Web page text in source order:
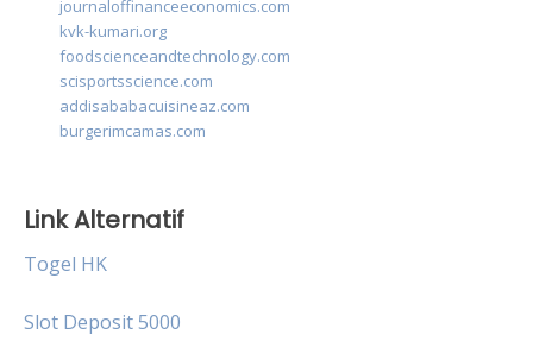
journaloffinanceeconomics.com
kvk-kumari.org
foodscienceandtechnology.com
scisportsscience.com
addisababacuisineaz.com
burgerimcamas.com
Link Alternatif
Togel HK
Slot Deposit 5000